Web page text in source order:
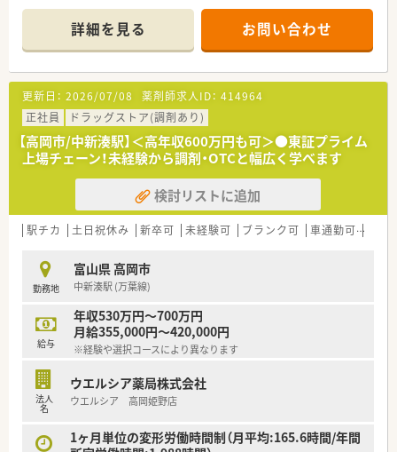
■研修制度は様々なプランがあり、集合研修だけでなく任意で受
講可能な研修も幅広く用意されています
■店舗で活躍する従業員、社外で活躍する従業員、将来経営幹部
となる従業員など、薬剤師として様々な活躍ができるフィールド
を用意されています
■総合薬剤師・調剤薬剤師（土日休み・19時までの勤務）どちらか
の働き方を選択できます
■調剤併設型だけでなく「医療モール・クリニック併設店舗」「敷
地内薬局」「訪問調剤特化型店舗」など様々な店舗を運営してい
ます
■在宅医療にも積極的取り組んでおり「訪問調剤特化型店舗」を
50店舗以上、無菌調剤室は業界最多の51店舗設置しています
■「プラチナくるみん認定企業」「健康経営優良法人2023（大規模
法人部門）認定」等を取得し一人ひとりが働きやすい環境が整備
■充実した研修制度、人事制度、評価制度、キャリア支援制度等
があるのも特徴です
詳細を見る お問い合わせ
更新日： 2026/07/08 薬剤師求人ID： 414964
正社員
ドラッグストア(調剤あり)
【高岡市/中新湊駅】＜高年収600万円も可＞●東証プライム
上場チェーン！未経験から調剤・OTCと幅広く学べます
検討リストに追加
駅チカ 土日祝休み 新卒可 未経験可 ブランク可 車通勤可
勤務地
富山県 高岡市
中新湊駅 (万葉線)
給与
年収530万円～700万円
月給355,000円～420,000円
※経験や選択コースにより異なります
法人
名
ウエルシア薬局株式会社
ウエルシア 高岡姫野店
1ヶ月単位の変形労働時間制（月平均:165.6時間/年間